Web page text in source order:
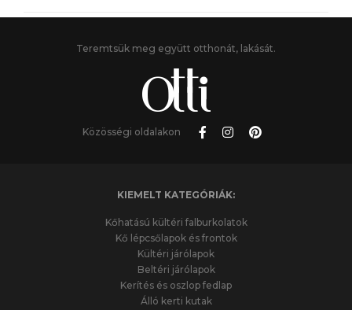
Teremtsük meg együtt otthonát, lakását.
Közösségi oldalakon
KIEMELT KATEGÓRIÁK:
Kőhatású kültéri falburkolatok
Kő lépcsőlapok és frontok
Kültéri járólapok
Beltéri járólapok
Kerítés és oszlop fedlap
Álló kerti kutak